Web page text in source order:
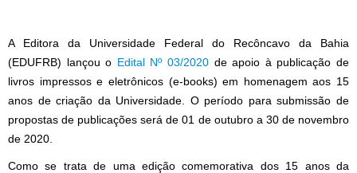
A Editora da Universidade Federal do Recôncavo da Bahia
(EDUFRB) lançou o Edital Nº 03/2020 de apoio à publicação de
livros impressos e eletrônicos (e-books) em homenagem aos 15
anos de criação da Universidade. O período para submissão de
propostas de publicações será de 01 de outubro a 30 de novembro
de 2020.
Como se trata de uma edição comemorativa dos 15 anos da